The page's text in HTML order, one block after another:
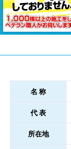
名 称
代 表
所在地